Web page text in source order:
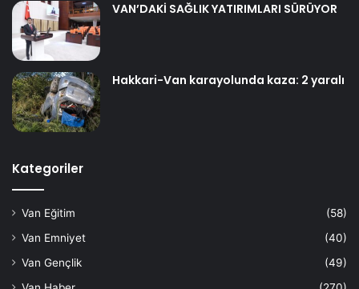
VAN’DAKİ SAĞLIK YATIRIMLARI SÜRÜYOR
Hakkari-Van karayolunda kaza: 2 yaralı
Kategoriler
Van Eğitim
(58)
Van Emniyet
(40)
Van Gençlik
(49)